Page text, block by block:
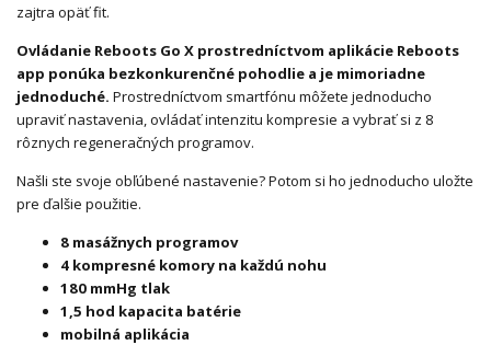
zajtra opäť fit.
Ovládanie Reboots Go X prostredníctvom aplikácie Reboots
app ponúka bezkonkurenčné pohodlie a je mimoriadne
jednoduché. Prostredníctvom smartfónu môžete jednoducho
upraviť nastavenia, ovládať intenzitu kompresie a vybrať si z 8
rôznych regeneračných programov.
Našli ste svoje obľúbené nastavenie? Potom si ho jednoducho uložte
pre ďalšie použitie.
8 masážnych programov
4 kompresné komory na každú nohu
180 mmHg tlak
1,5 hod kapacita batérie
mobilná aplikácia